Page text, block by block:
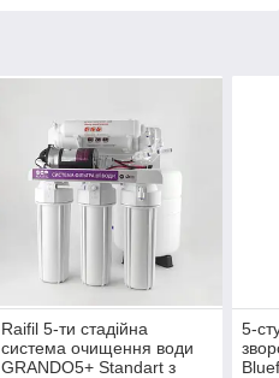
Raifil 5-ти стадійна
система очищення води
GRANDO5+ Standart з
5-